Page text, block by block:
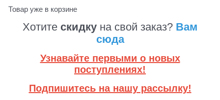
Товар уже в корзине
Хотите скидку на свой заказ? Вам
сюда
Узнавайте первыми о новых
поступлениях!
Подпишитесь на нашу рассылку!